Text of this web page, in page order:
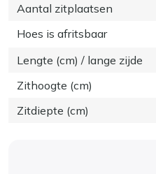
Aantal zitplaatsen
Hoes is afritsbaar
Lengte (cm) / lange zijde
Zithoogte (cm)
Zitdiepte (cm)